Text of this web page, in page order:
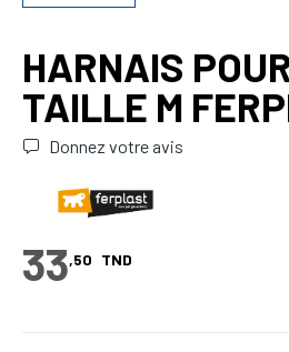
HARNAIS
TAILLE M
Donnez votre avis
33,50 TND